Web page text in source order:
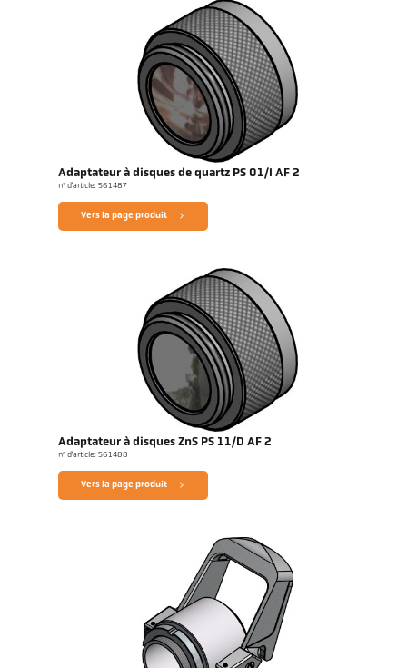
Adaptateur à disques de quartz PS 01/I AF 2
n° d'article: 561487
Vers la page produit
Adaptateur à disques ZnS PS 11/D AF 2
n° d'article: 561488
Vers la page produit